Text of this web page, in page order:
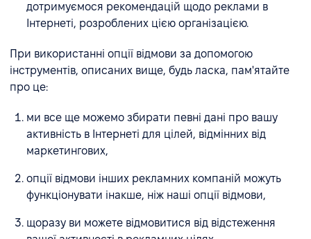
дотримуємося рекомендацій щодо реклами в
Інтернеті, розроблених цією організацією.
При використанні опції відмови за допомогою
інструментів, описаних вище, будь ласка, пам'ятайте
про це:
ми все ще можемо збирати певні дані про вашу
активність в Інтернеті для цілей, відмінних від
маркетингових,
опції відмови інших рекламних компаній можуть
функціонувати інакше, ніж наші опції відмови,
щоразу ви можете відмовитися від відстеження